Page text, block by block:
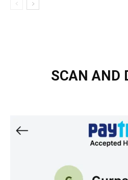
SCAN AND